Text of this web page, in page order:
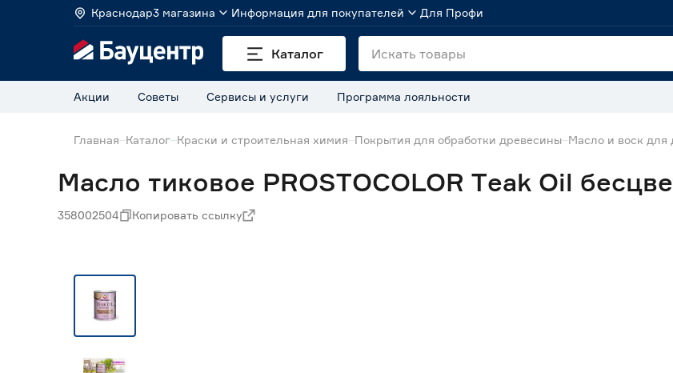
Краснодар3 магазина Информация для покупателей Для Профи
Каталог
Акции Советы Сервисы и услуги Программа лояльности
Главная Каталог Краски и строительная химия Покрытия для обработки древесины Масло и воск для
Масло тиковое PROSTOCOLOR Тeak Oil
358002504 Копировать ссылку